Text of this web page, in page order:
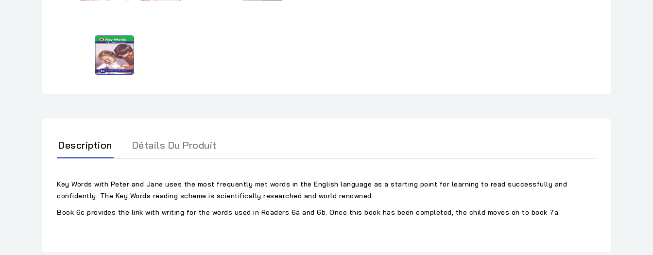
Description Détails Du Produit
Key Words with Peter and Jane uses the most frequently met words in the English language as a starting point for learning to read successfully and
confidently. The Key Words reading scheme is scientifically researched and world renowned.
Book 6c provides the link with writing for the words used in Readers 6a and 6b. Once this book has been completed, the child moves on to book 7a.